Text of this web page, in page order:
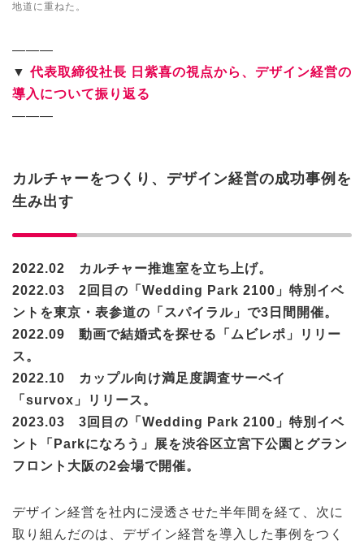
地道に重ねた。
———
▼代表取締役社長 日紫喜の視点から、デザイン経営の
導入について振り返る
———
カルチャーをつくり、デザイン経営の成功事例を
生み出す
2022.02 カルチャー推進室を立ち上げ。
2022.03 2回目の「Wedding Park 2100」特別イベ
ントを東京・表参道の「スパイラル」で3日間開催。
2022.09 動画で結婚式を探せる「ムビレポ」リリー
ス。
2022.10 カップル向け満足度調査サーベイ
「survox」リリース。
2023.03 3回目の「Wedding Park 2100」特別イベ
ント「Parkになろう」展を渋谷区立宮下公園とグラン
フロント大阪の2会場で開催。
デザイン経営を社内に浸透させた半年間を経て、次に
取り組んだのは、デザイン経営を導入した事例をつく